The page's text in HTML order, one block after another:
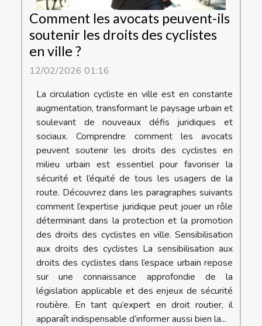
Comment les avocats peuvent-ils
soutenir les droits des cyclistes
en ville ?
12/02/2026 01:16
La circulation cycliste en ville est en constante
augmentation, transformant le paysage urbain et
soulevant de nouveaux défis juridiques et
sociaux. Comprendre comment les avocats
peuvent soutenir les droits des cyclistes en
milieu urbain est essentiel pour favoriser la
sécurité et l’équité de tous les usagers de la
route. Découvrez dans les paragraphes suivants
comment l’expertise juridique peut jouer un rôle
déterminant dans la protection et la promotion
des droits des cyclistes en ville. Sensibilisation
aux droits des cyclistes La sensibilisation aux
droits des cyclistes dans l’espace urbain repose
sur une connaissance approfondie de la
législation applicable et des enjeux de sécurité
routière. En tant qu’expert en droit routier, il
apparaît indispensable d’informer aussi bien la...